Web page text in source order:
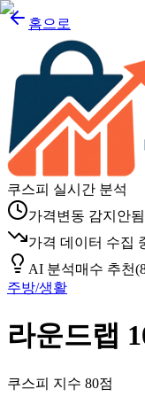
홈으로
쿠스피 실시간 분석
가격변동 감지안됨
가격 데이터 수집
AI 분석매수 추천(
주방/생활
라운드랩
쿠스피 지수 80점